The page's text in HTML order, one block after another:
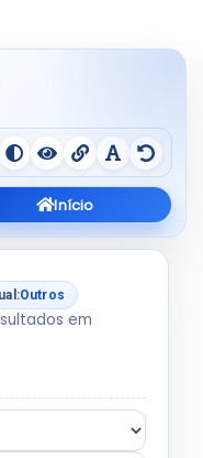
Início
Outros
em